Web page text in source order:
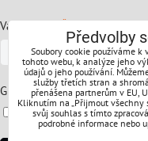
Váš telefon:*
GDPR:*
Souhlasíte s ochranou
Předvolby
Soubory cookie používáme
tohoto webu, k analýze jeho
údajů o jeho používání.
služby třetích stran a
přenášena partnerům v EU,
Kliknutím na „Přijmout všechny
svůj souhlas s tímto
podrobné informace nebo